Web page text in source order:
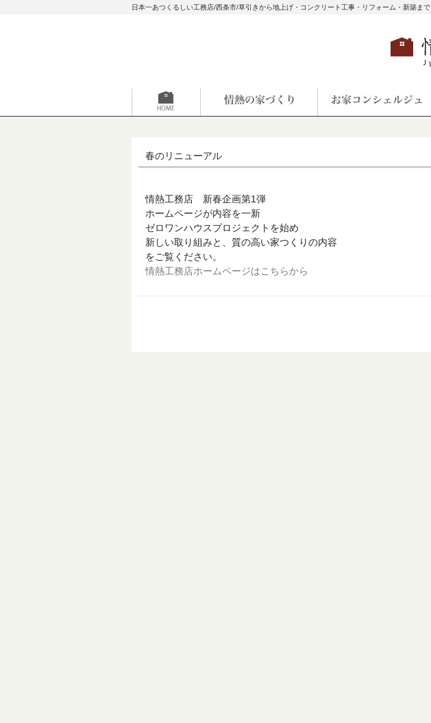
日本一あつくるしい工務店/西条市/草引きから地上げ・コンクリート工事・リフォーム・新築まで
春のリニューアル
情熱工務店 新春企画第1弾
ホームページが内容を一新
ゼロワンハウスプロジェクトを始め
新しい取り組みと、質の高い家つくりの内容
をご覧ください。
情熱工務店ホームページはこちらから